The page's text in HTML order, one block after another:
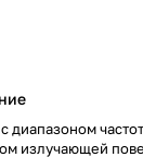
диапазоном
излучающей